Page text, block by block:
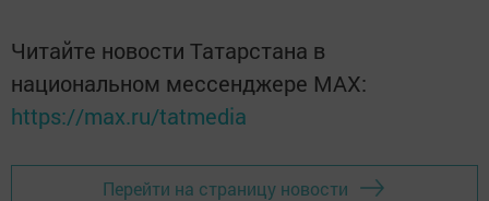
Читайте новости Татарстана в
национальном мессенджере MАХ:
https://max.ru/tatmedia
Перейти на страницу новости